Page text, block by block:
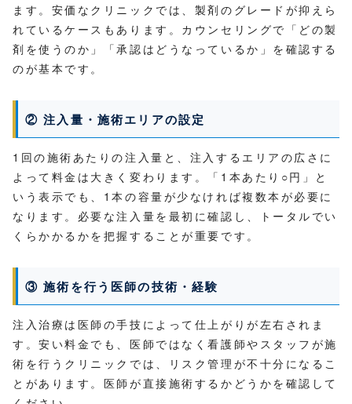
ます。安価なクリニックでは、製剤のグレードが抑えら
れているケースもあります。カウンセリングで「どの製
剤を使うのか」「承認はどうなっているか」を確認する
のが基本です。
② 注入量・施術エリアの設定
1回の施術あたりの注入量と、注入するエリアの広さに
よって料金は大きく変わります。「1本あたり○円」と
いう表示でも、1本の容量が少なければ複数本が必要に
なります。必要な注入量を最初に確認し、トータルでい
くらかかるかを把握することが重要です。
③ 施術を行う医師の技術・経験
注入治療は医師の手技によって仕上がりが左右されま
す。安い料金でも、医師ではなく看護師やスタッフが施
術を行うクリニックでは、リスク管理が不十分になるこ
とがあります。医師が直接施術するかどうかを確認して